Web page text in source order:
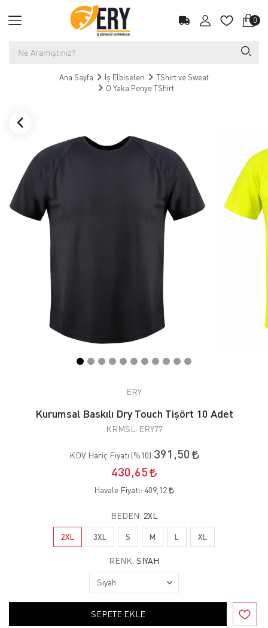
0
Ana Sayfa İş Elbiseleri
TShirt ve Sweat
O Yaka Penye TShirt
ERY
Kurumsal Baskılı Dry Touch Tişört 10 Adet
KRMSL-ERY77
KDV Hariç Fiyatı (%10):391,50
430,65
Havale Fiyatı: 409,12
BEDEN: 2XL
2XL 3XL S M L XL
RENK: SIYAH
SEPETE EKLE